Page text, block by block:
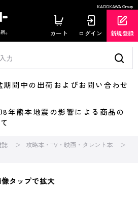
KADOKAWA Group
カート ログイン 新規登録
間中の出荷およびお問い合わせ
熊本地震の影響による商品の
誌
攻略本・TV・映画・タレント本
タップで拡大